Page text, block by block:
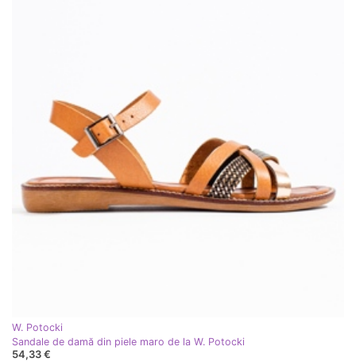
W. Potocki
Sandale de damă din piele maro de la W. Potocki
54,33 €